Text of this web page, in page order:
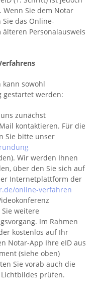
Sie dem Notar
das Online-
Personalausweis
sowohl
gestartet werden:
zunächst
kontaktieren. Für die
Sie bitte unser
Wir werden Ihnen
über den Sie sich auf
Internetplattform der
online-verfahren
weitere
Im Rahmen
kostenlos auf Ihr
Notar-App Ihre eID aus
(siehe oben)
Sie vorab auch die
prüfen.